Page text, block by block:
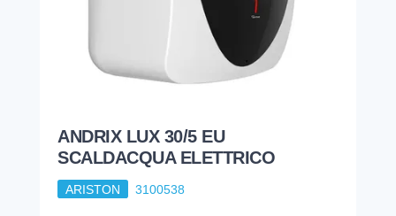
ANDRIX LUX 30/5 EU
SCALDACQUA ELETTRICO
ARISTON 3100538